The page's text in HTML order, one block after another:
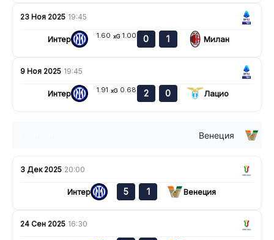
23 Ноя 2025 19:45
Интер 1.60 xG 1.00 0 1 Милан
9 Ноя 2025 19:45
Интер 1.91 xG 0.68 2 0 Лацио
Венеция
3 Дек 2025 20:00
Интер 5 1 Венеция
24 Сен 2025 16:30